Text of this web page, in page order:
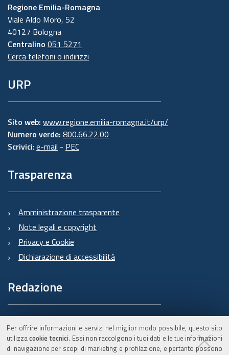
Per offrire informazioni e servizi nel miglior modo possibile, questo sito
utilizzacookie tecnici. Essi non raccolgono i tuoi dati e le tue informazioni
di navigazione per scopi di marketing e profilazione, e pertanto possono
Regione Emilia-Romagna
Viale Aldo Moro, 52
40127 Bologna
Centralino 051 5271
Cerca telefoni o indirizzi
URP
Sito web: www.regione.emilia-romagna.it/urp/
Numero verde: 800.66.22.00
Scrivici: e-mail - PEC
Trasparenza
Amministrazione trasparente
Note legali e copyright
Privacy e Cookie
Dichiarazione di accessibilità
Redazione
Informazioni sul Burert
e contatti